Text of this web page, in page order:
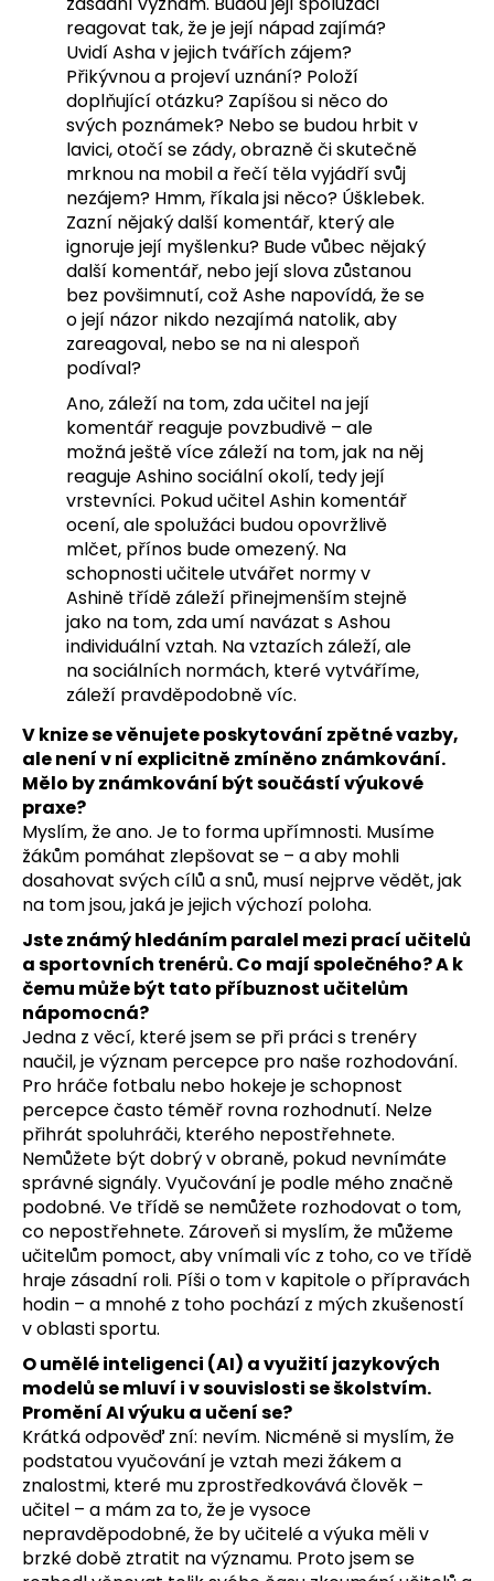
reagovat tak, že je její nápad zajímá?
Uvidí Asha v jejich tvářích zájem?
Přikývnou a projeví uznání? Položí
doplňující otázku? Zapíšou si něco do
svých poznámek? Nebo se budou hrbit v
lavici, otočí se zády, obrazně či skutečně
mrknou na mobil a řečí těla vyjádří svůj
nezájem? Hmm, říkala jsi něco? Úšklebek.
Zazní nějaký další komentář, který ale
ignoruje její myšlenku? Bude vůbec nějaký
další komentář, nebo její slova zůstanou
bez povšimnutí, což Ashe napovídá, že se
o její názor nikdo nezajímá natolik, aby
zareagoval, nebo se na ni alespoň
podíval?
Ano, záleží na tom, zda učitel na její
komentář reaguje povzbudivě – ale
možná ještě více záleží na tom, jak na něj
reaguje Ashino sociální okolí, tedy její
vrstevníci. Pokud učitel Ashin komentář
ocení, ale spolužáci budou opovržlivě
mlčet, přínos bude omezený. Na
schopnosti učitele utvářet normy v
Ashině třídě záleží přinejmenším stejně
jako na tom, zda umí navázat s Ashou
individuální vztah. Na vztazích záleží, ale
na sociálních normách, které vytváříme,
záleží pravděpodobně víc.
V knize se věnujete poskytování zpětné vazby,
ale není v ní explicitně zmíněno známkování.
Mělo by známkování být součástí výukové
praxe?
Myslím, že ano. Je to forma upřímnosti. Musíme
žákům pomáhat zlepšovat se – a aby mohli
dosahovat svých cílů a snů, musí nejprve vědět, jak
na tom jsou, jaká je jejich výchozí poloha.
Jste známý hledáním paralel mezi prací učitelů
a sportovních trenérů. Co mají společného? A k
čemu může být tato příbuznost učitelům
nápomocná?
Jedna z věcí, které jsem se při práci s trenéry
naučil, je význam percepce pro naše rozhodování.
Pro hráče fotbalu nebo hokeje je schopnost
percepce často téměř rovna rozhodnutí. Nelze
přihrát spoluhráči, kterého nepostřehnete.
Nemůžete být dobrý v obraně, pokud nevnímáte
správné signály. Vyučování je podle mého značně
podobné. Ve třídě se nemůžete rozhodovat o tom,
co nepostřehnete. Zároveň si myslím, že můžeme
učitelům pomoct, aby vnímali víc z toho, co ve třídě
hraje zásadní roli. Píši o tom v kapitole o přípravách
hodin – a mnohé z toho pochází z mých zkušeností
v oblasti sportu.
O umělé inteligenci (AI) a využití jazykových
modelů se mluví i v souvislosti se školstvím.
Promění AI výuku a učení se?
Krátká odpověď zní: nevím. Nicméně si myslím, že
podstatou vyučování je vztah mezi žákem a
znalostmi, které mu zprostředkovává člověk –
učitel – a mám za to, že je vysoce
nepravděpodobné, že by učitelé a výuka měli v
brzké době ztratit na významu. Proto jsem se